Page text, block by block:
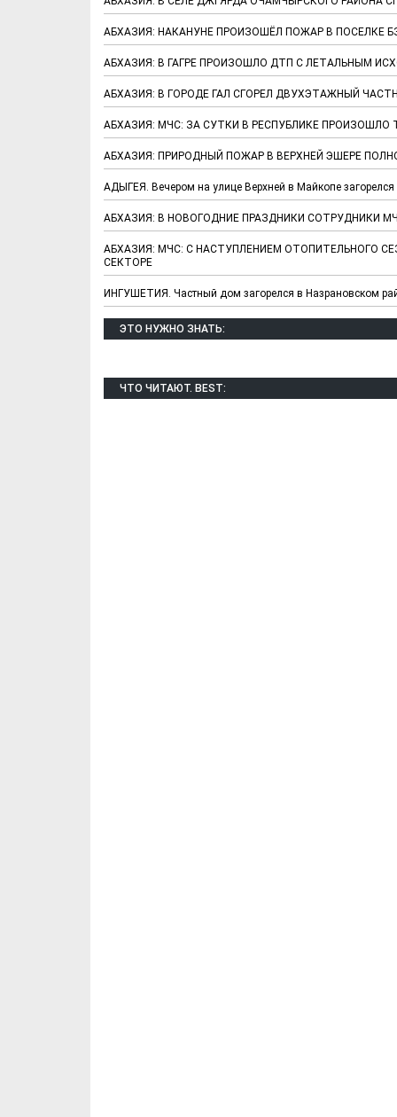
АБХАЗИЯ: НАКАНУНЕ ПРОИЗОШЁЛ ПОЖАР В ПОСЕЛКЕ
АБХАЗИЯ: В ГАГРЕ ПРОИЗОШЛО ДТП С ЛЕТАЛЬНЫМ
АБХАЗИЯ: В ГОРОДЕ ГАЛ СГОРЕЛ ДВУХЭТАЖНЫЙ
АБХАЗИЯ: МЧС: ЗА СУТКИ В РЕСПУБЛИКЕ ПРОИЗОШЛО
АБХАЗИЯ: ПРИРОДНЫЙ ПОЖАР В ВЕРХНЕЙ ЭШЕРЕ
АДЫГЕЯ. Вечером на улице Верхней в Майкопе
АБХАЗИЯ: В НОВОГОДНИЕ ПРАЗДНИКИ СОТРУДНИКИ
АБХАЗИЯ: МЧС: С НАСТУПЛЕНИЕМ ОТОПИТЕЛЬНОГО
СЕКТОРЕ
ИНГУШЕТИЯ. Частный дом загорелся в Назрановском
ЭТО НУЖНО ЗНАТЬ:
ЧТО ЧИТАЮТ. BEST: